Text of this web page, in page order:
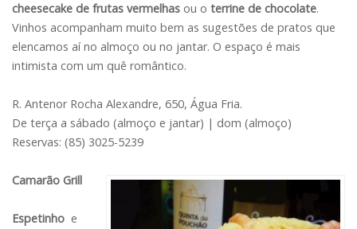
cheesecake de frutas vermelhas ou o terrine de chocolate.
Vinhos acompanham muito bem as sugestões de pratos que
elencamos aí no almoço ou no jantar. O espaço é mais
intimista com um quê romântico.
R. Antenor Rocha Alexandre, 650, Água Fria.
De terça a sábado (almoço e jantar) | dom (almoço)
Reservas: (85) 3025-5239
Camarão Grill
Espetinho e